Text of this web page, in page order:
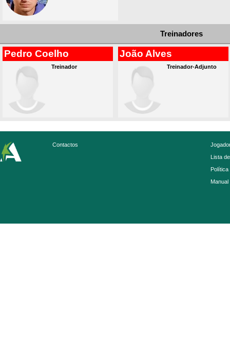
Treinadores
Pedro Coelho
Treinador
João Alves
Treinador-Adjunto
Contactos
Lista
Política